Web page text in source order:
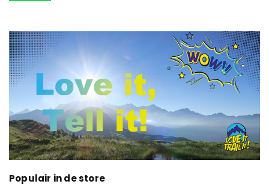
Populair in de store